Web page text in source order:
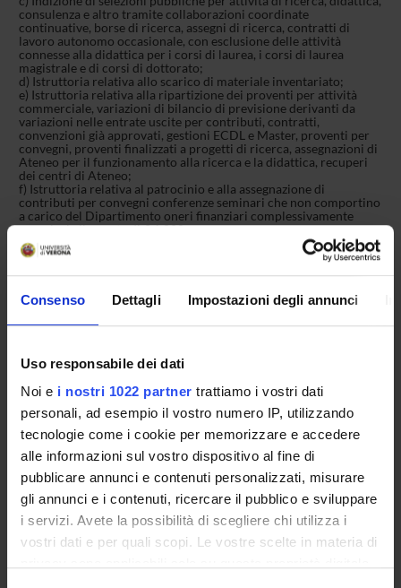
Consenso Dettagli Impostazioni degli annunci
Uso responsabile dei dati
Noi e i nostri 1022 partner trattiamo i vostri dati
personali, ad esempio il vostro numero IP, utilizzando
tecnologie come i cookie per memorizzare e accedere
alle informazioni sul vostro dispositivo al fine di
pubblicare annunci e contenuti personalizzati, misurare
gli annunci e i contenuti, ricercare il pubblico e sviluppare
i servizi. Avete la possibilità di scegliere chi utilizza i
vostri dati e per quali scopi. Le vostre scelte in materia di
consulenza e altro tramite collaborazioni coordinate
continuative, borse di ricerca, assegni di ricerca, contratti di
lavoro autonomo occasionale, con esclusione delle attività
connesse alla didattica per i corsi di laurea, i corsi di laurea
magistrale e di corsi di dottorato;
d) Istruttoria relativa allo scarico di materiale inventariato;
e) Istruttoria relativa alla ripartizione dei proventi per attività
commerciale, variazioni di bilancio di previsione derivanti da
variazioni nelle entrate uscite per contributi, contratti,
convenzioni già approvati, gestioni ECDL e Master, proventi per
convegni, proventi finalizzati a progetti di ricerca, assegnazioni di
Ateneo per il funzionamento alla ricerca e la didattica, recuperi
dei centri di Ateneo;
f) Istruttoria relativa al patrocinio e alla assegnazione di
contributi per convegni conferenze seminari che non comportino
a carico del Dipartimento oneri finanziari complessivamente
superiori alla quota di € 1.000;
g) Istruttoria relativa alla concessione dell'utilizzo del logo di
Dipartimento;
COMPONENTI
Rappresentante associati
Lucia De Franceschi
Enrica Federti
Rappresentante personale TA